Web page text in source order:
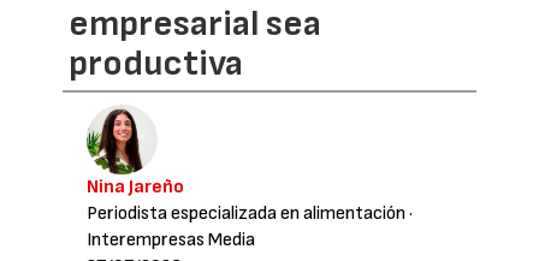
empresarial sea
productiva
Nina Jareño
Periodista especializada en alimentación ·
Interempresas Media